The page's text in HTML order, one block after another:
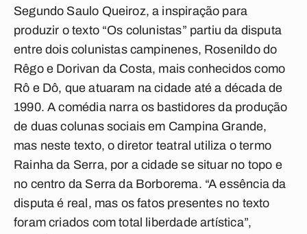
Segundo Saulo Queiroz, a inspiração para
produzir o texto “Os colunistas” partiu da disputa
entre dois colunistas campinenes, Rosenildo do
Rêgo e Dorivan da Costa, mais conhecidos como
Rô e Dô, que atuaram na cidade até a década de
1990. A comédia narra os bastidores da produção
de duas colunas sociais em Campina Grande,
mas neste texto, o diretor teatral utiliza o termo
Rainha da Serra, por a cidade se situar no topo e
no centro da Serra da Borborema. “A essência da
disputa é real, mas os fatos presentes no texto
foram criados com total liberdade artística”,